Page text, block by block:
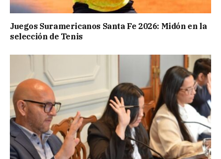
Juegos Suramericanos Santa Fe 2026: Midón en la
selección de Tenis